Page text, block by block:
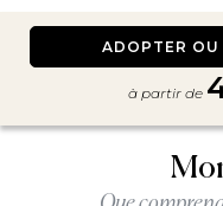
ADOPTER
à partir de